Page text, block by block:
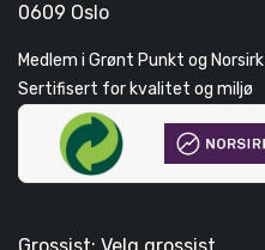
0609 Oslo
Medlem i Grønt Punkt og Norsirk
Sertifisert for kvalitet og miljø